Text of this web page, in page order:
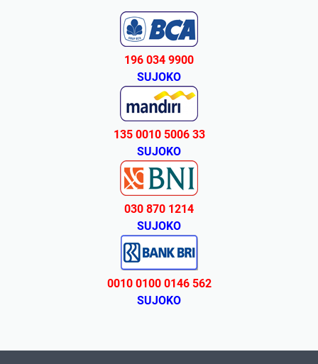
196 034 9900
SUJOKO
135 0010 5006 33
SUJOKO
030 870 1214
SUJOKO
0010 0100 0146 562
SUJOKO